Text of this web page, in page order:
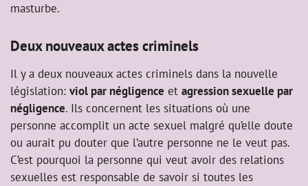
masturbe.
Deux nouveaux actes criminels
Il y a deux nouveaux actes criminels dans la nouvelle
législation: viol par négligence et agression sexuelle par
négligence. Ils concernent les situations où une
personne accomplit un acte sexuel malgré qu’elle doute
ou aurait pu douter que l’autre personne ne le veut pas.
C’est pourquoi la personne qui veut avoir des relations
sexuelles est responsable de savoir si toutes les